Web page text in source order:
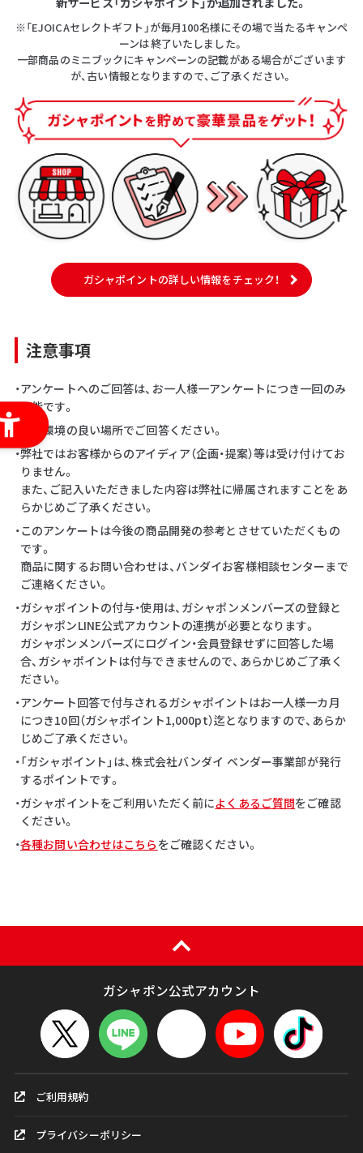
※「EJOICAセレクトギフト」が毎月100名様にその場で当たるキャンペ
ーンは終了いたしました。
一部商品のミニブックにキャンペーンの記載がある場合がございます
が、古い情報となりますので、ご了承ください。
ガシャポイントの詳しい情報をチェック！
注意事項
・アンケートへのご回答は、お一人様一アンケートにつき一回のみ
可能です。
・通信環境の良い場所でご回答ください。
・弊社ではお客様からのアイディア（企画・提案）等は受け付けてお
りません。
また、ご記入いただきました内容は弊社に帰属されますことをあ
らかじめご了承ください。
・このアンケートは今後の商品開発の参考とさせていただくもの
です。
商品に関するお問い合わせは、バンダイお客様相談センターまで
ご連絡ください。
・ガシャポイントの付与・使用は、ガシャポンメンバーズの登録と
ガシャポンLINE公式アカウントの連携が必要となります。
ガシャポンメンバーズにログイン・会員登録せずに回答した場
合、ガシャポイントは付与できませんので、あらかじめご了承く
ださい。
・アンケート回答で付与されるガシャポイントはお一人様一カ月
につき10回（ガシャポイント1,000pt）迄となりますので、あらか
じめご了承ください。
・「ガシャポイント」は、株式会社バンダイ ベンダー事業部が発行
するポイントです。
・ガシャポイントをご利用いただく前によくあるご質問をご確認
ください。
・各種お問い合わせはこちら をご確認ください。
ガシャポン公式アカウント
ご利用規約
プライバシーポリシー